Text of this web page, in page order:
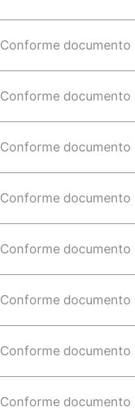
Conforme documento
Conforme documento
Conforme documento
Conforme documento
Conforme documento
Conforme documento
Conforme documento
Conforme documento